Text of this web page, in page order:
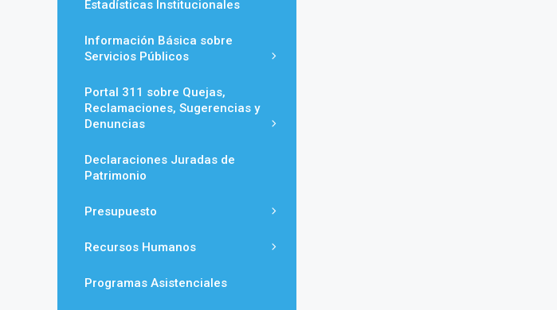
Estadísticas Institucionales
Información Básica sobre
Servicios Públicos
Portal 311 sobre Quejas,
Reclamaciones, Sugerencias y
Denuncias
Declaraciones Juradas de
Patrimonio
Presupuesto
Recursos Humanos
Programas Asistenciales